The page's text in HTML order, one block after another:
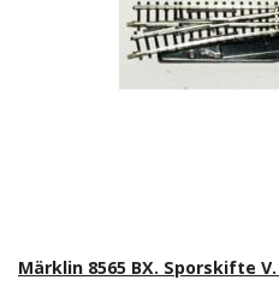
Märklin 8565 BX. Sporskifte